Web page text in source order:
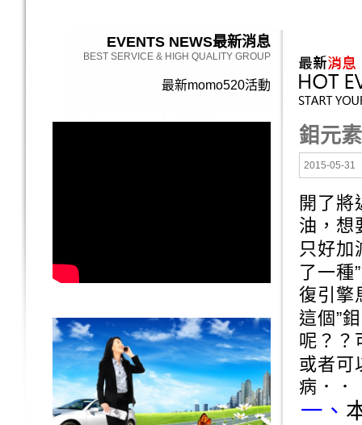
EVENTS NEWS最新消息
BEST SERVICE & HIGH QUALITY GROUP
最新momo520活動
鉬元素
2015-05-31
開了將
油，想
只好加
了一種
復引擎
這個”
呢？？
或者可
病．．
一、